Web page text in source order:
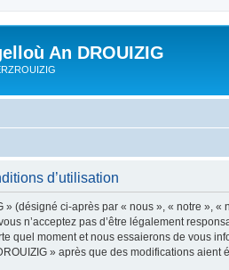
An DROUIZIG
d’utilisation
» (désigné ci-après par « nous », « notre »,
n’acceptez pas d’être légalement
quel moment et nous essaierons de vous
» après que des modifications